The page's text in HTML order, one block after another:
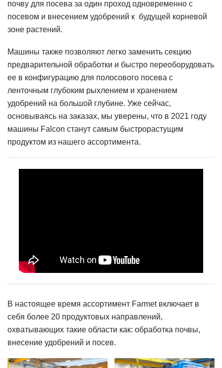
почву для посева за один проход одновременно с
посевом и внесением удобрений к будущей корневой
зоне растений.
Машины также позволяют легко заменить секцию
предварительной обработки и быстро переоборудовать
ее в конфигурацию для полосового посева с
ленточным глубоким рыхлением и хранением
удобрений на большой глубине. Уже сейчас,
основываясь на заказах, мы уверены, что в 2021 году
машины Falcon станут самым быстрорастущим
продуктом из нашего ассортимента.
В настоящее время ассортимент Farmet включает в
себя более 20 продуктовых направлений,
охватывающих такие области как: обработка почвы,
внесение удобрений и посев.